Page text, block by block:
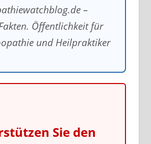
–
Öffentlichkeit für
und Heilpraktiker
Sie den